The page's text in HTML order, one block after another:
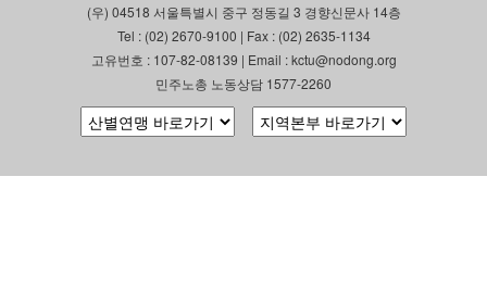
(우) 04518 서울특별시 중구 정동길 3 경향신문사 14층
Tel : (02) 2670-9100 | Fax : (02) 2635-1134
고유번호 : 107-82-08139 | Email : kctu@nodong.org
민주노총 노동상담 1577-2260